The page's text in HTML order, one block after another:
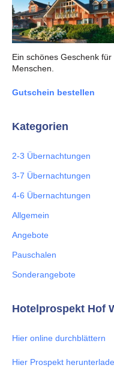
Ein schönes Geschenk
Menschen.
Gutschein bestellen
Kategorien
2-3 Übernachtungen
3-7 Übernachtungen
4-6 Übernachtungen
Allgemein
Angebote
Pauschalen
Sonderangebote
Hotelprospekt Hof
Hier online durchblättern
Hier Prospekt